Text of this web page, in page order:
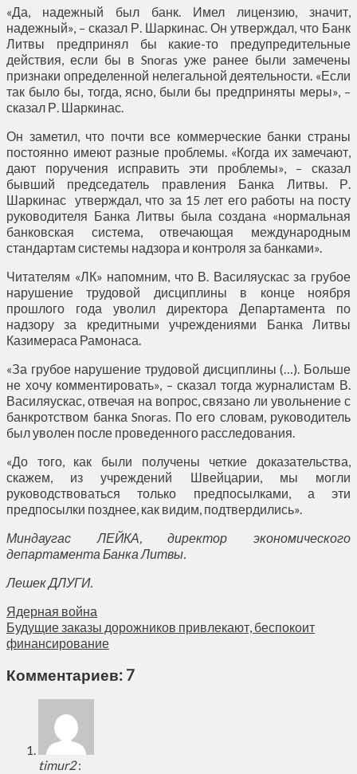
«Да, надежный был банк. Имел лицензию, значит,
надежный», – сказал Р. Шаркинас. Он утверждал, что Банк
Литвы предпринял бы какие-то предупредительные
действия, если бы в Snoras уже ранее были замечены
признаки определенной нелегальной деятельности. «Если
так было бы, тогда, ясно, были бы предприняты меры», –
сказал Р. Шаркинас.
Он заметил, что почти все коммерческие банки страны
постоянно имеют разные проблемы. «Когда их замечают,
дают поручения исправить эти проблемы», – сказал
бывший председатель правления Банка Литвы. Р.
Шаркинас утверждал, что за 15 лет его работы на посту
руководителя Банка Литвы была создана «нормальная
банковская система, отвечающая международным
стандартам системы надзора и контроля за банками».
Читателям «ЛК» напомним, что В. Василяускас за грубое
нарушение трудовой дисциплины в конце ноября
прошлого года уволил директора Департамента по
надзору за кредитными учреждениями Банка Литвы
Казимераса Рамонаса.
«За грубое нарушение трудовой дисциплины (…). Больше
не хочу комментировать», – сказал тогда журналистам В.
Василяускас, отвечая на вопрос, связано ли увольнение с
банкротством банка Snoras. По его словам, руководитель
был уволен после проведенного расследования.
«До того, как были получены четкие доказательства,
скажем, из учреждений Швейцарии, мы могли
руководствоваться только предпосылками, а эти
предпосылки позднее, как видим, подтвердились».
Миндаугас ЛЕЙКА, директор экономического
департамента Банка Литвы.
Лешек ДЛУГИ.
Ядерная война
Будущие заказы дорожников привлекают, беспокоит
финансирование
Комментариев: 7
timur2 :